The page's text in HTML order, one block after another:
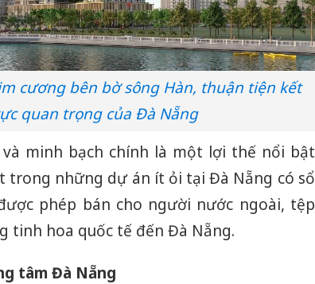
cương bên bờ sông Hàn, thuận tiện kết
quan trọng của Đà Nẵng
minh bạch chính là một lợi thế nổi bật
trong những dự án ít ỏi tại Đà Nẵng có sổ
phép bán cho người nước ngoài, tệp
tinh hoa quốc tế đến Đà Nẵng.
tâm Đà Nẵng